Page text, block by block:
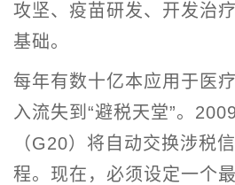
攻坚、疫苗研发、开发治
基础。
每年有数十亿本应用于医
入流失到“避税天堂”。
（G20）将自动交换涉税
程。现在，必须设定一个